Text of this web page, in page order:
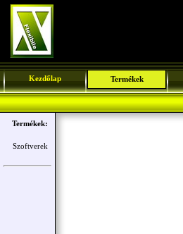
Kezdőlap Termékek
Termékek:
Szoftverek